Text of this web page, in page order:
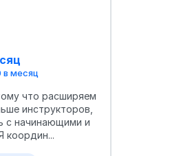
месяц
что расширяем
инструкторов,
с начинающими и
координ...